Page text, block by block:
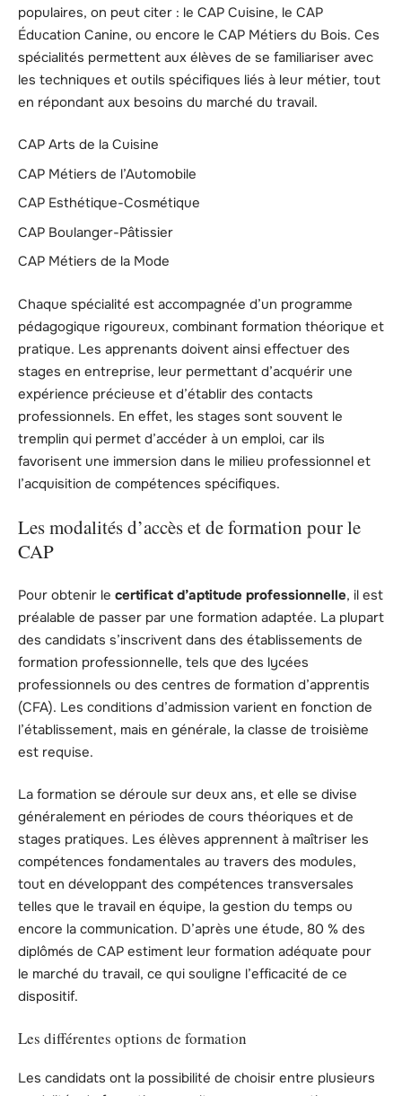
populaires, on peut citer : le CAP Cuisine, le CAP
Éducation Canine, ou encore le CAP Métiers du Bois. Ces
spécialités permettent aux élèves de se familiariser avec
les techniques et outils spécifiques liés à leur métier, tout
en répondant aux besoins du marché du travail.
CAP Arts de la Cuisine
CAP Métiers de l’Automobile
CAP Esthétique-Cosmétique
CAP Boulanger-Pâtissier
CAP Métiers de la Mode
Chaque spécialité est accompagnée d’un programme
pédagogique rigoureux, combinant formation théorique et
pratique. Les apprenants doivent ainsi effectuer des
stages en entreprise, leur permettant d’acquérir une
expérience précieuse et d’établir des contacts
professionnels. En effet, les stages sont souvent le
tremplin qui permet d’accéder à un emploi, car ils
favorisent une immersion dans le milieu professionnel et
l’acquisition de compétences spécifiques.
Les modalités d’accès et de formation pour le
CAP
Pour obtenir le certificat d’aptitude professionnelle, il est
préalable de passer par une formation adaptée. La plupart
des candidats s’inscrivent dans des établissements de
formation professionnelle, tels que des lycées
professionnels ou des centres de formation d’apprentis
(CFA). Les conditions d’admission varient en fonction de
l’établissement, mais en générale, la classe de troisième
est requise.
La formation se déroule sur deux ans, et elle se divise
généralement en périodes de cours théoriques et de
stages pratiques. Les élèves apprennent à maîtriser les
compétences fondamentales au travers des modules,
tout en développant des compétences transversales
telles que le travail en équipe, la gestion du temps ou
encore la communication. D’après une étude, 80 % des
diplômés de CAP estiment leur formation adéquate pour
le marché du travail, ce qui souligne l’efficacité de ce
dispositif.
Les différentes options de formation
Les candidats ont la possibilité de choisir entre plusieurs